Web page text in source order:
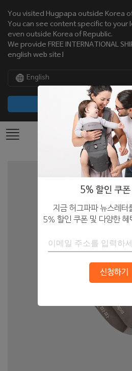
You visited Hugpapa outside Korea
You can see content specific to your
even outside Korea of Republic.
We provide FREE INTERNATIONAL
english web site!
English
5% 할인 쿠폰
지금 허그파파 뉴스레터
5% 할인 쿠폰 및 다양한 혜
신청하기